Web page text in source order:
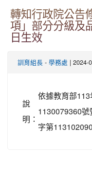
轉知行政院公告
項」部分分級及
日生效
訓育組長 - 學務處 | 2024-
說
明：
依據教育部
1130079360
字第